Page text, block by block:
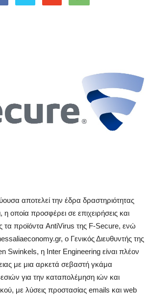
αποτελεί την έδρα δραστηριότητας
οποία προσφέρει σε επιχειρήσεις και
τα προϊόντα AntiVirus της F-Secure, ενώ
ο Γενικός Διευθυντής της
Swinkels, η Inter Engineering είναι πλέον
με μια αρκετά σεβαστή γκάμα
για την καταπολέμηση ιών και
με λύσεις προστασίας emails και web